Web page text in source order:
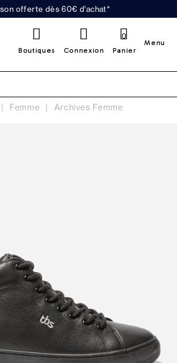
offerte dès 60€ d'achat*
Boutiques Connexion Panier
0
Menu
Femme Archives Femme